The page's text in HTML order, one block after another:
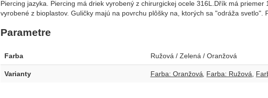
Piercing jazyka. Piercing má driek vyrobený z chirurgickej ocele 316L.Dřík má
vyrobené z bioplastov. Guličky majú na povrchu plôšky na, ktorých sa "odráža svetlo".
Parametre
Farba Ružová / Zelená / Oranžová
Varianty Farba: Oranžová Farba: Ružová